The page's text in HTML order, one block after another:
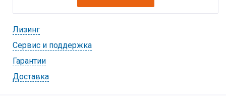
Лизинг
Cервис и поддержка
Гарантии
Доставка